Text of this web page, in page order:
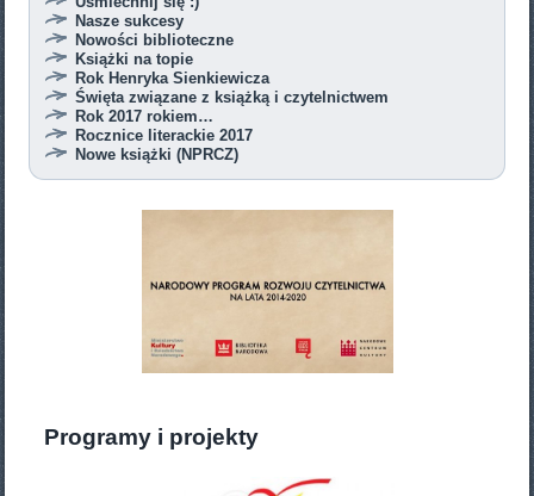
Nasze sukcesy
Nowości biblioteczne
Książki na topie
Rok Henryka Sienkiewicza
Święta związane z książką i czytelnictwem
Rok 2017 rokiem…
Rocznice literackie 2017
Nowe książki (NPRCZ)
Programy i projekty